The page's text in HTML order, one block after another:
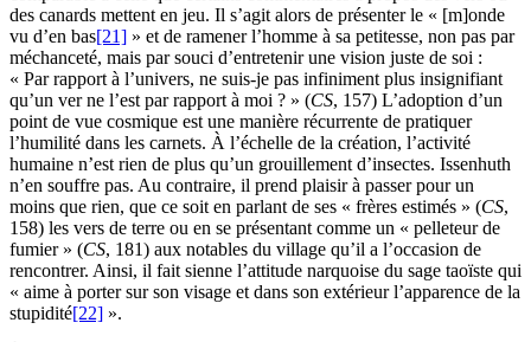
des canards mettent en jeu. Il s’agit alors de présenter le « [m]onde
vu d’en bas[21] » et de ramener l’homme à sa petitesse, non pas par
méchanceté, mais par souci d’entretenir une vision juste de soi :
« Par rapport à l’univers, ne suis-je pas infiniment plus insignifiant
qu’un ver ne l’est par rapport à moi ? » (CS, 157) L’adoption d’un
point de vue cosmique est une manière récurrente de pratiquer
l’humilité dans les carnets. À l’échelle de la création, l’activité
humaine n’est rien de plus qu’un grouillement d’insectes. Issenhuth
n’en souffre pas. Au contraire, il prend plaisir à passer pour un
moins que rien, que ce soit en parlant de ses « frères estimés » (CS,
158) les vers de terre ou en se présentant comme un « pelleteur de
fumier » (CS, 181) aux notables du village qu’il a l’occasion de
rencontrer. Ainsi, il fait sienne l’attitude narquoise du sage taoïste qui
« aime à porter sur son visage et dans son extérieur l’apparence de la
stupidité[22] ».